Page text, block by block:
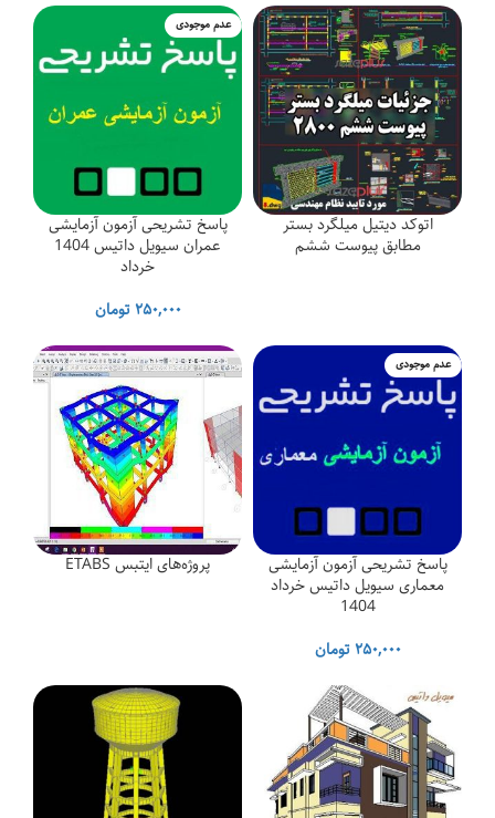
اتوکد دیتیل میلگرد بستر
مطابق پیوست ششم
عدم موجودی
پاسخ تشریحی آزمون آزمایشی
عمران سیویل داتیس 1404
خرداد
۲۵۰,۰۰۰تومان
عدم موجودی
پاسخ تشریحی آزمون آزمایشی
معماری سیویل داتیس خرداد
1404
۲۵۰,۰۰۰تومان
پروژه‌های ایتبس ETABS